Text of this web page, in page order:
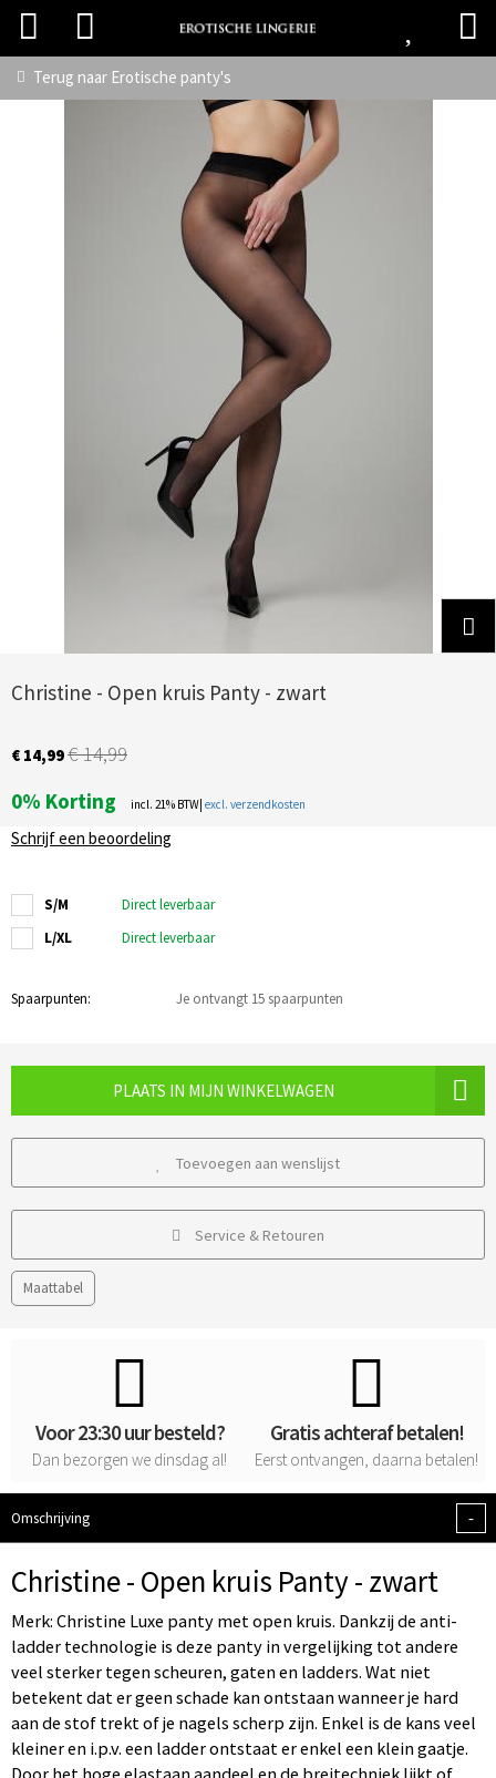
Terug naar Erotische panty's
Christine - Open kruis Panty - zwart
€ 14,99€ 14,99
0% Korting incl. 21% BTW| excl. verzendkosten
Schrijf een beoordeling
S/M
Direct leverbaar
L/XL
Direct leverbaar
Spaarpunten: Je ontvangt 15 spaarpunten
PLAATS IN MIJN WINKELWAGEN
Toevoegen aan wenslijst
Service & Retouren
Maattabel
Voor 23:30 uur besteld?
Dan bezorgen we dinsdag al!
Gratis achteraf betalen!
Eerst ontvangen, daarna betalen!
Omschrijving -
Christine - Open kruis Panty - zwart
Merk: Christine Luxe panty met open kruis. Dankzij de anti-
ladder technologie is deze panty in vergelijking tot andere
veel sterker tegen scheuren, gaten en ladders. Wat niet
betekent dat er geen schade kan ontstaan wanneer je hard
aan de stof trekt of je nagels scherp zijn. Enkel is de kans veel
kleiner en i.p.v. een ladder ontstaat er enkel een klein gaatje.
Door het hoge elastaan aandeel en de breitechniek lijkt of